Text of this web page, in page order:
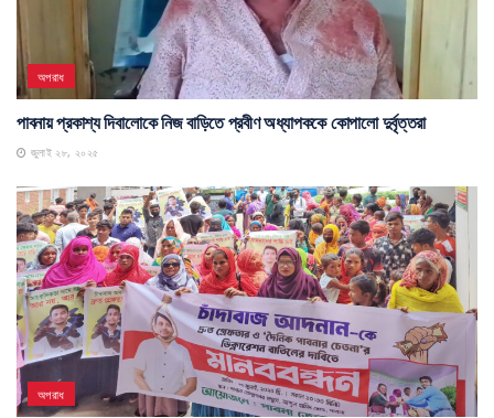
অপরাধ
পাবনায় প্রকাশ্য দিবালোকে নিজ বাড়িতে প্রবীণ অধ্যাপককে কোপালো দুর্বৃত্তরা
জুলাই ২৮, ২০২৫
অপরাধ